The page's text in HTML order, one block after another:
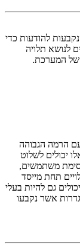
להודעות כדי
לנושא תלויה
של המערכת.
הרמה הגבוהה
יכולים לשלוט
משתמשים,
תחת מייסד
גם להיות בעלי
אשר נקבעו